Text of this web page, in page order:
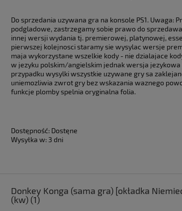
Do sprzedania uzywana gra na konsole PS1. Uwaga:
podgladowe, zastrzegamy sobie prawo do
innej wersji wydania tj. premierowej, platynowej,
pierwszej kolejnosci staramy sie wysylac wersje
maja wykorzystane wszelkie kody - nie dzialajace
w jezyku polskim/angielskim jednak wersja
przypadku wysylki wszystkie uzywane gry sa
uniemozliwia zwrot gry bez wskazania waznego
funkcje plomby spelnia oryginalna folia.
Dostępność: Dostęne
Wysyłka w: 3 dni
Donkey Konga (sama gra) [okładka
(kw) (1)